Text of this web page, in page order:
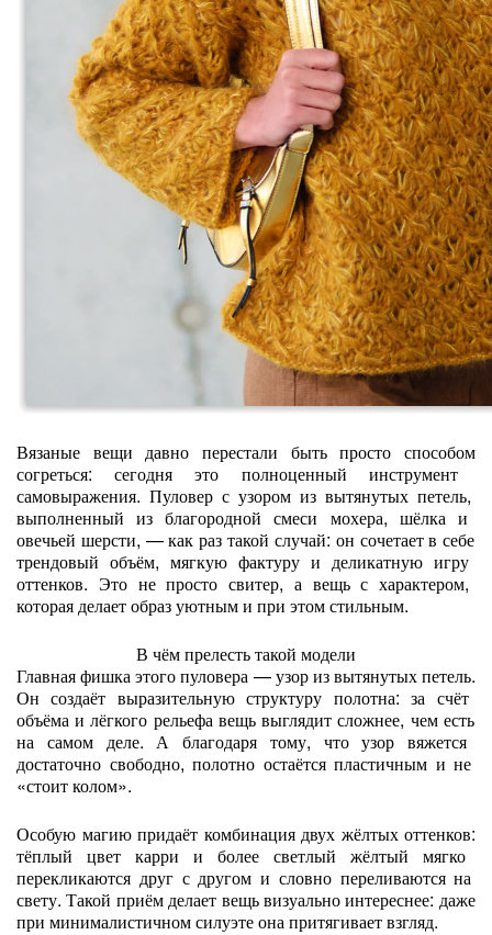
Вязаные вещи давно перестали бытьпросто способом
согреться: сегодня это полноценный инструмент
самовыражения. Пуловер с узором из вытянутых петель,
выполненный из благородной смеси мохера, шёлкаи
овечьей шерсти, — как раз такой случай: он сочетаетв себе
трендовый объём, мягкую фактуру и деликатную игру
оттенков. Этонепросто свитер, авещьс характером,
котораяделаетобразуютными при этомстильным.
В чёмпрелестьтакой модели
Главнаяфишкаэтогопуловера — узоризвытянутыхпетель.
Он создаёт выразительнуюструктуру полотна: за счёт
объёма и лёгкого рельефавещьвыглядит сложнее, чеместь
на самомделе. А благодаря тому, чтоузор вяжется
достаточно свободно, полотно остаётсяпластичным и не
«стоитколом».
Особую магиюпридаёт комбинациядвух жёлтыхоттенков:
тёплый цвет карри и более светлый жёлтый мягко
перекликаются другсдругом и словнопереливаютсяна
свету. Такой приёмделает вещьвизуальноинтереснее: даже
при минималистичномсилуэтеонапритягиваетвзгляд.